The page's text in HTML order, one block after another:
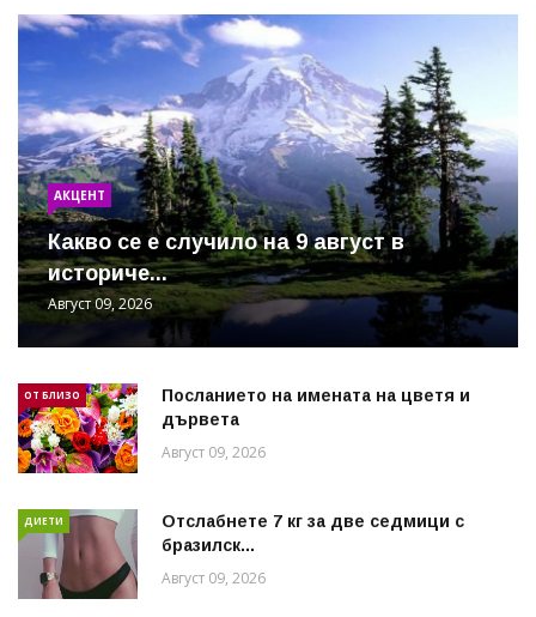
АКЦЕНТ
Какво се е случило на 9 август в
историче...
Август 09, 2026
ОТ БЛИЗО
Посланието на имената на цветя и
дървета
Август 09, 2026
ДИЕТИ
Отслабнете 7 кг за две седмици с
бразилск...
Август 09, 2026